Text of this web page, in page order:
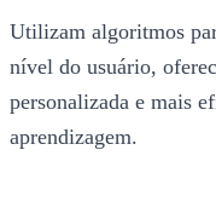
Utilizam algoritmos
nível do usuário,
personalizada e mais
aprendizagem.